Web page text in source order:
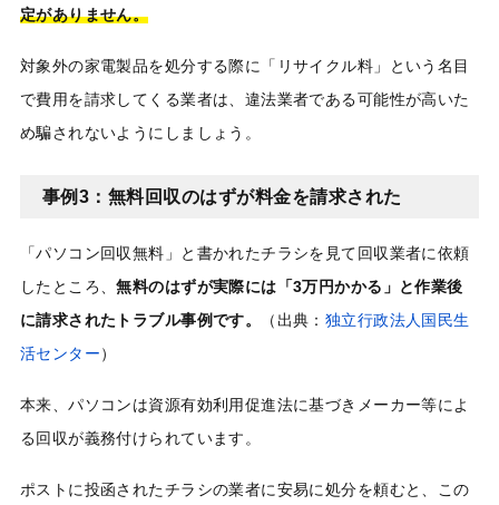
定がありません。
対象外の家電製品を処分する際に「リサイクル料」という名目
で費用を請求してくる業者は、違法業者である可能性が高いた
め騙されないようにしましょう。
事例3：無料回収のはずが料金を請求された
「パソコン回収無料」と書かれたチラシを見て回収業者に依頼
したところ、無料のはずが実際には「3万円かかる」と作業後
に請求されたトラブル事例です。
（出典： 独立行政法人国民生
活センター）
本来、パソコンは資源有効利用促進法に基づきメーカー等によ
る回収が義務付けられています。
ポストに投函されたチラシの業者に安易に処分を頼むと、この